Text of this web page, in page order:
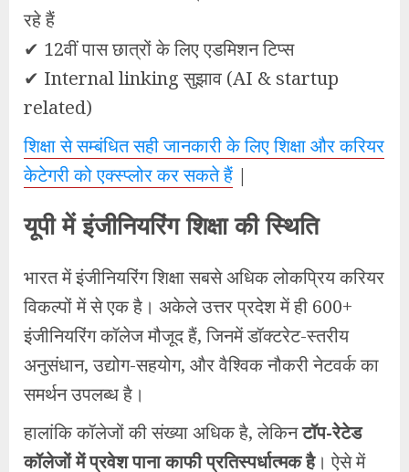
रहे हैं
✔ 12वीं पास छात्रों के लिए एडमिशन टिप्स
✔ Internal linking सुझाव (AI & startup
related)
शिक्षा से सम्बंधित सही जानकारी के लिए शिक्षा और करियर
केटेगरी को एक्स्प्लोर कर सकते हैं |
यूपी में इंजीनियरिंग शिक्षा की स्थिति
भारत में इंजीनियरिंग शिक्षा सबसे अधिक लोकप्रिय करियर
विकल्पों में से एक है। अकेले उत्तर प्रदेश में ही 600+
इंजीनियरिंग कॉलेज मौजूद हैं, जिनमें डॉक्टरेट-स्तरीय
अनुसंधान, उद्योग-सहयोग, और वैश्विक नौकरी नेटवर्क का
समर्थन उपलब्ध है।
हालांकि कॉलेजों की संख्या अधिक है, लेकिनटॉप-रेटेड
कॉलेजों में प्रवेश पाना काफी प्रतिस्पर्धात्मक है। ऐसे में